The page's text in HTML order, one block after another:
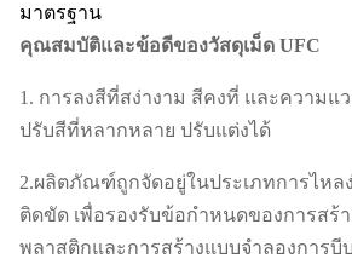
มาตรฐาน
คุณสมบัติและข้อดีของวัสดุเม็ด UFC
1. การลงสีที่สง่างาม สีคงที่ และความแ
ปรับสีที่หลากหลาย ปรับแต่งได้
2.ผลิตภัณฑ์ถูกจัดอยู่ในประเภทการไหล
ติดขัด เพื่อรองรับข้อกำหนดของการสร้
พลาสติกและการสร้างแบบจำลองการบี